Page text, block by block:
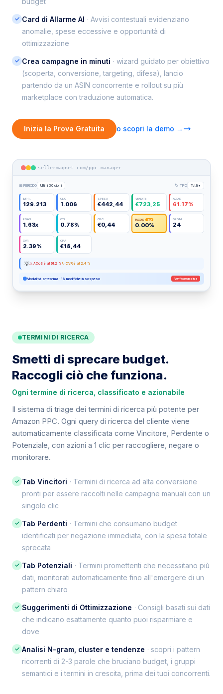
✓ Card di Allarme AI · Avvisi contestuali evidenziano
anomalie, spese eccessive e opportunità di
ottimizzazione
✓ Crea campagne in minuti · wizard guidato per obiettivo
(scoperta, conversione, targeting, difesa), lancio
partendo da un ASIN concorrente e rollout su più
marketplace con traduzione automatica.
Inizia la Prova Gratuita o scopri la demo →
sellermagnet.com/ppc-manager
📅 PERIODO Ultimi 30 giorni 🏷 TIPO Tutti ▾
IMPR.
129.213
CLIC
1.006
SPESA
€442,44
VENDITE
€723,25
ACOS
61.17%
ROAS
1.63x
CTR
0.78%
CPC
€0,44
TACOS PRO
0.00%
ORDINI
24
CVR
2.39%
CPA
€18,44
💡⚠ ACoS è al 61,2 %↻ CVR è al 2,4 %
Modalità anteprima · 18 modifiche in sospeso Verifica e applica
TERMINI DI RICERCA
Smetti di sprecare budget.
Raccogli ciò che funziona.
Ogni termine di ricerca, classificato e azionabile
Il sistema di triage dei termini di ricerca più potente per
Amazon PPC. Ogni query di ricerca del cliente viene
automaticamente classificata come Vincitore, Perdente o
Potenziale, con azioni a 1 clic per raccogliere, negare o
monitorare.
✓ Tab Vincitori · Termini di ricerca ad alta conversione
pronti per essere raccolti nelle campagne manuali con un
singolo clic
✓ Tab Perdenti · Termini che consumano budget
identificati per negazione immediata, con la spesa totale
sprecata
✓ Tab Potenziali · Termini promettenti che necessitano più
dati, monitorati automaticamente fino all'emergere di un
pattern chiaro
✓ Suggerimenti di Ottimizzazione · Consigli basati sui dati
che indicano esattamente quanto puoi risparmiare e
dove
✓ Analisi N-gram, cluster e tendenze · scopri i pattern
ricorrenti di 2-3 parole che bruciano budget, i gruppi
semantici e i termini in crescita, prima dei tuoi concorrenti.